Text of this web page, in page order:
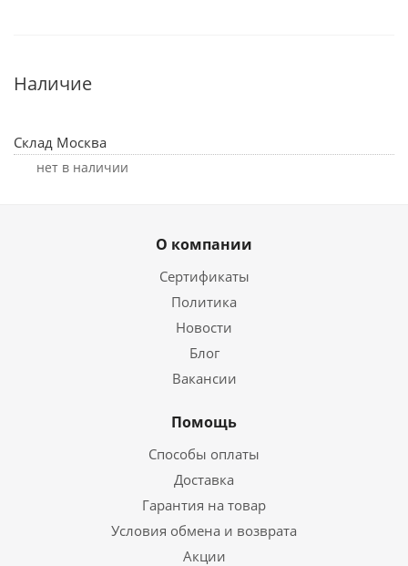
Наличие
Склад Москва
Нет в наличии
О компании
Сертификаты
Политика
Новости
Блог
Вакансии
Помощь
Способы оплаты
Доставка
Гарантия на товар
Условия обмена и возврата
Акции